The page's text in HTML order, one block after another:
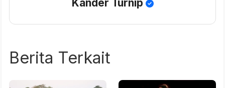
Kander Turnip
Berita Terkait